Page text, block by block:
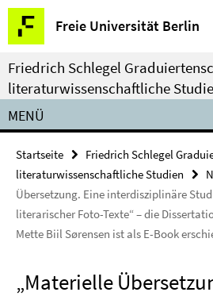
Springe
direkt
zu
Inhalt
Freie Universität Berlin
Service-
Navigation
Friedrich Schlegel
literaturwissenschaftliche
MENÜ
Startseite
Friedrich Schlegel
literaturwissenschaftliche Studien
Übersetzung. Eine interdisziplinäre
literarischer Foto-Texte“ – die
Mette Biil Sørensen ist als E-Book
„Materielle